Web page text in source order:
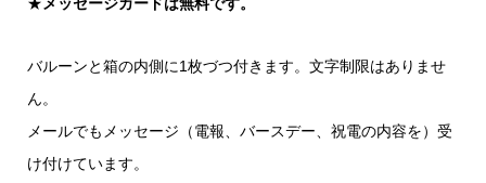
バルーンと箱の内側に1枚づつ付きます。文字制限はありませ
ん。
メールでもメッセージ（電報、バースデー、祝電の内容を）受
け付けています。